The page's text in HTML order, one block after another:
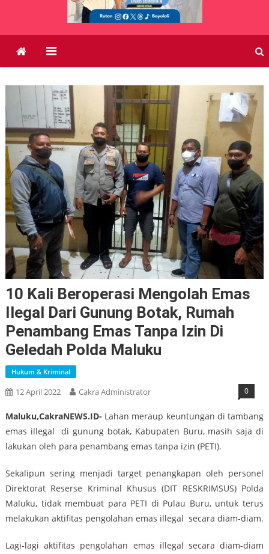
10 Kali Beroperasi Mengolah Emas
Ilegal Dari Gunung Botak, Rumah
Penambang Emas Tanpa Izin Di
Geledah Polda Maluku
Hukum & Kriminal
12 April 2022 Cakra Administrator 0
Maluku,CakraNEWS.ID- Lahan meraup keuntungan di tambang
emas illegal di gunung botak, Kabupaten Buru, masih saja di
lakukan oleh para penambang emas tanpa izin (PETI).
Sekalipun sering menjadi target penangkapan oleh personel
Direktorat Reserse Kriminal Khusus (DIT RESKRIMSUS) Polda
Maluku, tidak membuat para PETI di Pulau Buru, untuk terus
melakukan aktifitas pengolahan emas illegal secara diam-diam.
Lagi-lagi aktifitas pengolahan emas illegal secara diam-diam